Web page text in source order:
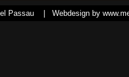
Passau | Webdesign by